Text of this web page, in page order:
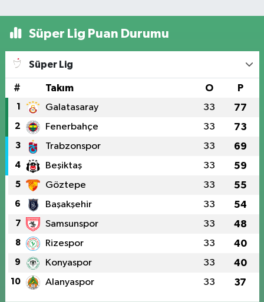
Süper Lig Puan Durumu
Süper Lig
# Takım O P
1 Galatasaray 33 77
2 Fenerbahçe 33 73
3 Trabzonspor 33 69
4 Beşiktaş 33 59
5 Göztepe 33 55
6 Başakşehir 33 54
7 Samsunspor 33 48
8 Rizespor 33 40
9 Konyaspor 33 40
10 Alanyaspor 33 37